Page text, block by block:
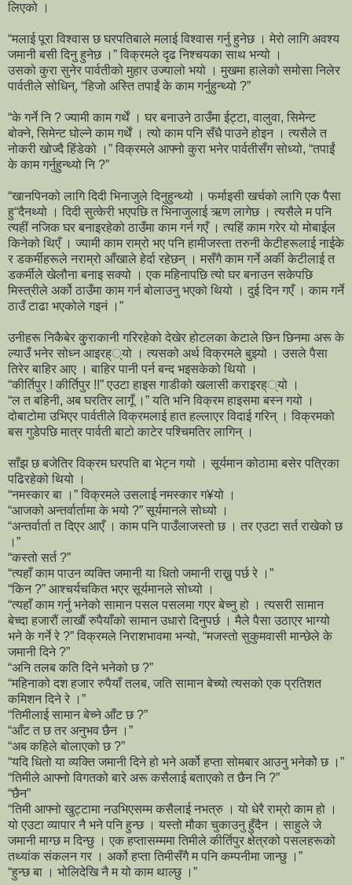
लिएको ।
“मलाई पूरा विश्वास छ घरपतिबाले मलाई विश्वास गर्नु हुनेछ । मेरो लागि अवश्य
जमानी बसी दिनु हुनेछ ।” विक्रमले दृढ निश्चयका साथ भन्यो ।
उसको कुरा सुनेर पार्वतीको मुहार उज्यालो भयो । मुखमा हालेको समोसा निलेर
पार्वतीले सोधिन्, “हिजो अस्ति तपाईं के काम गर्नुहुन्थ्यो ?”
“के गर्ने नि ? ज्यामी काम गर्थें । घर बनाउने ठाउँमा ईट्टा, वालुवा, सिमेन्ट
बोक्ने, सिमेन्ट घोल्ने काम गर्थें । त्यो काम पनि सँधै पाउने होइन । त्यसैले त
नोकरी खोज्दै हिंडेको ।” विक्रमले आफ्नो कुरा भनेर पार्वतीसँग सोध्यो, “तपाईं
के काम गर्नुहुन्थ्यो नि ?”
“खानपिनको लागि दिदी भिनाजुले दिनुहुन्थ्यो । फर्माइसी खर्चको लागि एक पैसा
हु“दैनथ्यो । दिदी सुत्केरी भएपछि त भिनाजुलाई ऋण लागेछ । त्यसैले म पनि
त्यहीं नजिक घर बनाइरहेको ठाउँमा काम गर्न गएँ । त्यहिं काम गरेर यो मोबाईल
किनेको थिएँ । ज्यामी काम राम्रो भए पनि हामीजस्ता तरुनी केटीहरूलाई नाईके
र डकर्मीहरूले नराम्रो आँखाले हेर्दा रहेछन् । मसँगै काम गर्ने अर्की केटीलाई त
डकर्मीले खेलौना बनाइ सक्यो । एक महिनापछि त्यो घर बनाउन सकेपछि
मिस्त्रीले अर्को ठाउँमा काम गर्न बोलाउनु भएको थियो । दुई दिन गएँ । काम गर्ने
ठाउँ टाढा भएकोले गइनं ।”
उनीहरू निकैबेर कु्राकानी गरिरहेको देखेर होटलका केटाले छिन छिनमा अरू के
ल्याउँ भनेर सोध्न आइरह््यो । त्यसको अर्थ विक्रमले बुझ्यो । उसले पैसा
तिरेर बाहिर आए । बाहिर पानी पर्न बन्द भइसकेको थियो ।
“कीर्तिपुर ! कीर्तिपुर !!” एउटा हाइस गाडीको खलासी कराइरह््यो ।
“ल त बहिनी, अब घरतिर लागूँ ।” यति भनि विक्रम हाइसमा बस्न गयो ।
दोबाटोमा उभिएर पार्वतीले विक्रमलाई हात हल्लाएर विदाई गरिन् । विक्रमको
बस गुडेपछि मात्र पार्वती बाटो काटेर पश्चिमतिर लागिन् ।
साँझ छ बजेतिर विक्रम घरपति बा भेट्न गयो । सूर्यमान कोठामा बसेर पत्रिका
पढिरहेको थियो ।
“नमस्कार बा ।” विक्रमले उसलाई नमस्कार ग¥यो ।
“आजको अन्तर्वार्तामा के भयो ?” सूर्यमानले सोध्यो ।
“अन्तर्वार्ता त दिएर आएँ । काम पनि पाउँलाजस्तो छ । तर एउटा सर्त राखेको छ
।”
“कस्तो सर्त ?”
“त्यहाँ काम पाउन व्यक्ति जमानी या धितो जमानी राख्नु पर्छ रे ।”
“किन ?” आश्चर्यचकित भएर सूर्यमानले सोध्यो ।
“त्यहाँ काम गर्नु भनेको सामान पसल पसलमा गएर बेच्नु हो । त्यसरी सामान
बेच्दा हजारौं लाखौं रुपैयाँको सामान उधारो दिनुपर्छ । मैले पैसा उठाएर भाग्यो
भने के गर्ने रे ?” विक्रमले निराशभावमा भन्यो, “मजस्तो सुकुमवासी मान्छेले के
जमानी दिने ?”
“अनि तलब कति दिने भनेको छ ?”
“महिनाको दश हजार रुपैयाँ तलब, जति सामान बेच्यो त्यसको एक प्रतिशत
कमिशन दिने रे ।”
“तिमीलाई सामान बेच्ने आँट छ ?”
“आँट त छ तर अनुभव छैन ।”
“अब कहिले बोलाएको छ ?”
“यदि धितो या व्यक्ति जमानी दिने हो भने अर्को हप्ता सोमबार आउनु भनेकोे छ ।”
“तिमीले आफ्नो विगतको बारे अरू कसैलाई बताएको त छैन नि ?”
“छैन”
“तिमी आफ्नो खुट्टामा नउभिएसम्म कसैलाई नभत्रु । यो धेरै राम्रो काम हो ।
यो एउटा व्यापार नै भने पनि हुन्छ । यस्तो मौका चुकाउनु हुँदैन । साहुले जे
जमानी माग्छ म दिन्छु । एक हप्तासम्ममा तिमीले कीर्तिपुर क्षेत्रको पसलहरूको
तथ्यांक संकलन गर । अर्को हप्ता तिमीसँगै म पनि कम्पनीमा जान्छु ।”
“हुन्छ बा । भोलिदेखि नै म यो काम थाल्छु ।”